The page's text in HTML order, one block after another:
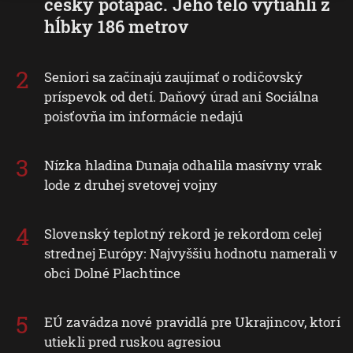
hĺbky 186 metrov
Seniori sa začínajú zaujímať o rodičovský
príspevok od detí. Daňový úrad ani Sociálna
poisťovňa im informácie nedajú
Nízka hladina Dunaja odhalila masívny vrak
lode z druhej svetovej vojny
Slovenský teplotný rekord je rekordom celej
strednej Európy: Najvyššiu hodnotu namerali v
obci Dolné Plachtince
EÚ zavádza nové pravidlá pre Ukrajincov, ktorí
utiekli pred ruskou agresiou